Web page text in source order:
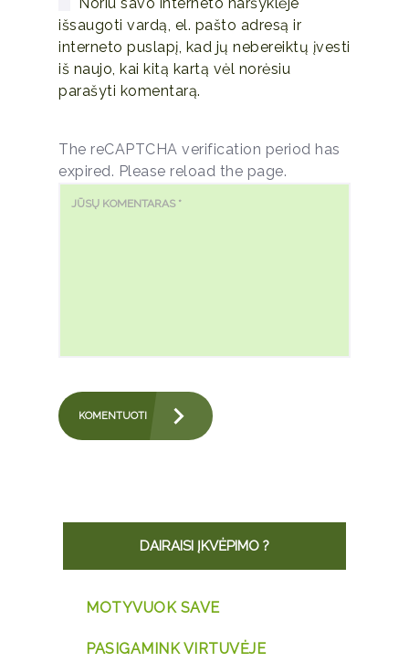
išsaugoti vardą, el. pašto adresą ir
interneto puslapį, kad jų nebereiktų įvesti
iš naujo, kai kitą kartą vėl norėsiu
parašyti komentarą.
The reCAPTCHA verification period has
expired. Please reload the page.
DAIRAISI ĮKVĖPIMO ?
MOTYVUOK SAVE
PASIGAMINK VIRTUVĖJE